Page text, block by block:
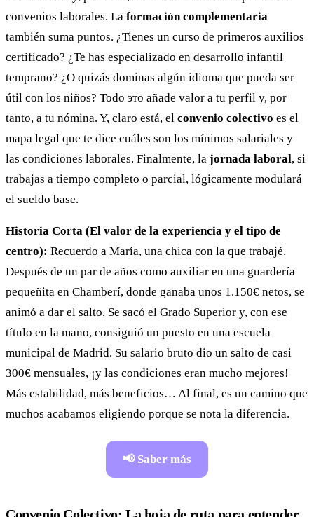
convenios laborales. La formación complementaria
también suma puntos. ¿Tienes un curso de primeros auxilios
certificado? ¿Te has especializado en desarrollo infantil
temprano? ¿O quizás dominas algún idioma que pueda ser
útil con los niños? Todo это añade valor a tu perfil y, por
tanto, a tu nómina. Y, claro está, el convenio colectivo es el
mapa legal que te dice cuáles son los mínimos salariales y
las condiciones laborales. Finalmente, la jornada laboral, si
trabajas a tiempo completo o parcial, lógicamente modulará
el sueldo base.
Historia Corta (El valor de la experiencia y el tipo de
centro): Recuerdo a María, una chica con la que trabajé.
Después de un par de años como auxiliar en una guardería
pequeñita en Chamberí, donde ganaba unos 1.150€ netos, se
animó a dar el salto. Se sacó el Grado Superior y, con ese
título en la mano, consiguió un puesto en una escuela
municipal de Madrid. Su salario bruto dio un salto de casi
300€ mensuales, ¡y las condiciones eran mucho mejores!
Más estabilidad, más beneficios… Al final, es un camino que
muchos acabamos eligiendo porque se nota la diferencia.
📢 Saber más